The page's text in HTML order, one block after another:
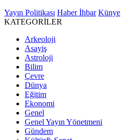
Yayın Politikası Haber İhbar Künye
KATEGORİLER
Arkeoloji
Asayiş
Astroloji
Bilim
Çevre
Dünya
Eğitim
Ekonomi
Genel
Genel Yayın Yönetmeni
Gündem